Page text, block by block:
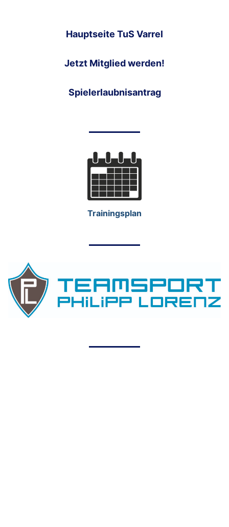
Hauptseite TuS Varrel
Jetzt Mitglied werden!
Spielerlaubnisantrag
Trainingsplan